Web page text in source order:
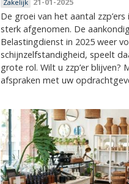
Zakelijk
De groei van het aantal
sterk afgenomen. De
Belastingdienst in 2025 weer
schijnzelfstandigheid, speelt
grote rol. Wilt u zzp’er blijven?
afspraken met uw